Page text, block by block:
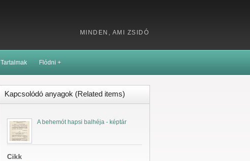
MINDEN, AMI ZSIDÓ
Tartalmak Flódni +
Kapcsolódó anyagok (Related items)
A behemót hapsi balhéja - képtár
Cikk